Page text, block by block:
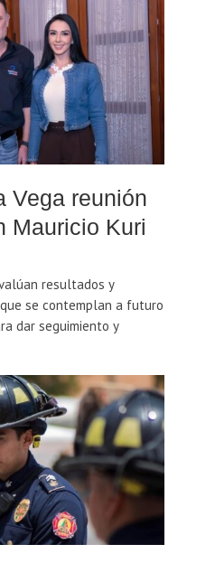
Vega reunión
Mauricio Kuri
resultados y
se contemplan a futuro
dar seguimiento y